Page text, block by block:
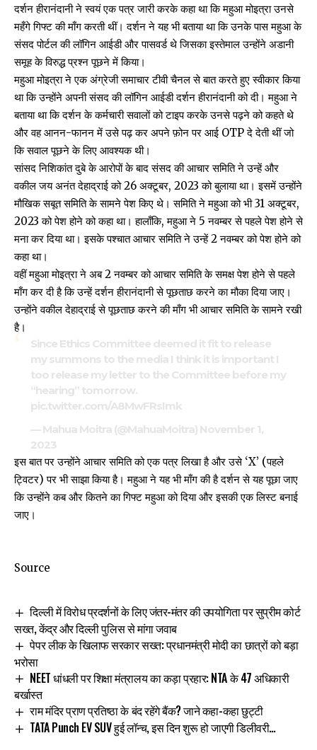
दर्शन हीरानंदानी ने स्वयंएक पत्र जारी करकेकहा था कि महुआ मोइत्रा उनसे
महँगे गिफ्ट की माँग करती थीं। दर्शन ने यह भी बताया था कि उनके पास महुआ के
संसद पोर्टल की लॉगिन आईडी और पासवर्ड थे जिसका इस्तेमाल उन्होंने अडानी
समूह के विरुद्ध प्रश्न पूछने में किया।
महुआ मोइत्रा ने एक अंग्रेजी समाचार टीवी चैनल से बात करते हुए स्वीकार किया
था कि उन्होंने अपनी संसद की लॉगिन आईडी दर्शन हीरानंदानी को दी। महुआ ने
बताया था कि दर्शन के कर्मचारी सवालों को टाइप करके उनसे पढ़ने को कहते थे
और वह आनन-फानन में उसे पढ़ कर अपने फ़ोन पर आई OTP दे देती थीं जो
कि सवाल पूछने के लिए आवश्यक थी।
सांसद निशिकांत दुबे के आरोपों के बाद संसद की आचार समिति ने उन्हें और
वकील जय अनंत देहाद्राई को 26 अक्टूबर, 2023 को बुलाया था। इसमें उन्होंने
मौखिक सबूत समिति के सामने पेश किए थे। समिति ने महुआ को भी 31 अक्टूबर,
2023 कोपेश होने को कहाथा। हालाँकि, महुआ ने 5 नवम्बर से पहले पेश होने से
मना कर दिया था। इसके पश्चात आचार समिति ने उन्हें 2 नवम्बर को पेश होने को
कहा था।
वहीं महुआ मोइत्रा ने अब 2 नवम्बर को आचार समिति के समक्ष पेश होने से पहले
माँग कर दी है कि उन्हें दर्शन हीरानंदानी से पूछताछ करने का मौका दिया जाए।
उन्होंने वकील देहाद्राई से पूछताछ करने की माँग भी आचार समिति के सामने रखी
है।
Since Ethics Committee deemed it fit to release
my summons to the media I think it is important I
too release my letter to the Committee before my
“hearing” tomorrow.
pic.twitter.com/A8MwFRsImk
— Mahua Moitra (@MahuaMoitra) November 1,
2023
इस बात पर उन्होंने आचार समिति को एक पत्र लिखा है और उसे ‘X’ (पहले
ट्विटर) पर भी साझा किया है। महुआ ने यह भी माँग की है दर्शन से यह पूछा जाए
कि उन्होंने कब और कितने का गिफ्ट महुआ को दिया और इसकी एक लिस्ट बनाई
जाए।
Source
दिल्ली में विरोध प्रदर्शनों के लिए जंतर-मंतर की उपयोगिता पर सुप्रीम कोर्ट
सख्त, केंद्र और दिल्ली पुलिस से मांगा जवाब
पेपर लीक के खिलाफ सरकार सख्त: प्रधानमंत्री मोदी का छात्रों को बड़ा
भरोसा
NEET धांधली पर शिक्षा मंत्रालय का कड़ा प्रहार: NTA के 47 अधिकारी
बर्खास्त
राम मंदिर प्राण प्रतिष्ठा के बंद रहेंगे बैंक? जाने कहा-कहा छुट्टी
TATA Punch EV SUV हुई लॉन्च, इस दिन शुरू हो जाएगी डिलीवरी…